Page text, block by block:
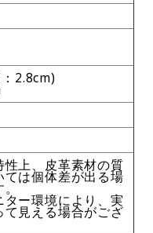
2.8cm)
性上、皮革素材の質
ては個体差が出る場
ター環境により、実
て見える場合がござ